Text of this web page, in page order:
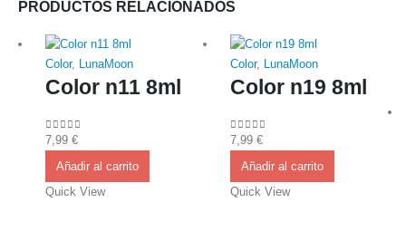
PRODUCTOS RELACIONADOS
Color, LunaMoon
Color n11 8ml
0out of 5
7,99 €
Añadir al carrito
Quick View
Color, LunaMoon
Color n19 8ml
0out of 5
7,99 €
Añadir al carrito
Quick View